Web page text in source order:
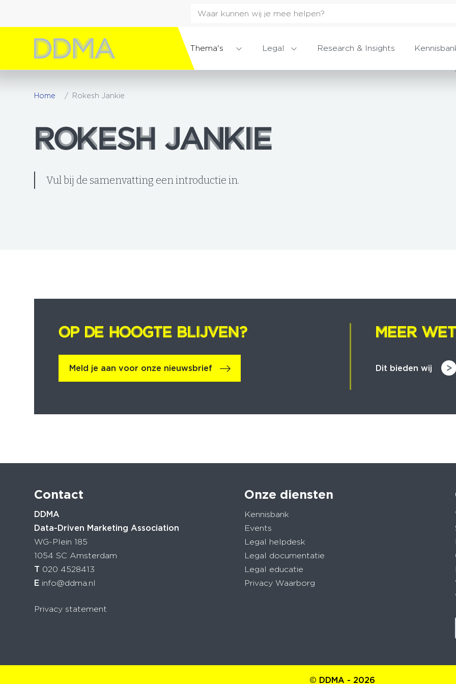
Thema's Legal Research & Insights
Home Rokesh Jankie
ROKESH JANKIE
ROKESH JANKIE
Vul bij de samenvatting een introductie in.
OP DE HOOGTE BLIJVEN?
OP DE HOOGTE BLIJVEN?
Meld je aan voor onze nieuwsbrief
MEER
MEER
Dit bieden wij
Contact
DDMA
Data-Driven Marketing Association
WG-Plein 185
1054 SC Amsterdam
T 020 4528413
E info@ddma.nl
Privacy statement
Onze diensten
Kennisbank
Events
Legal helpdesk
Legal documentatie
Legal educatie
Privacy Waarborg
© DDMA - 2026